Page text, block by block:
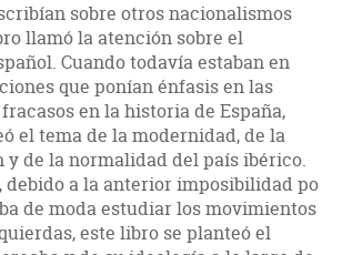
sobre otros nacionalismos
llamó la atención sobre el
Cuando todavía estaban en
que ponían énfasis en las
en la historia de España,
el tema de la modernidad, de la
y de la normalidad del país ibérico.
debido a la anterior imposibilidad po
de moda estudiar los movimientos
este libro se planteó el